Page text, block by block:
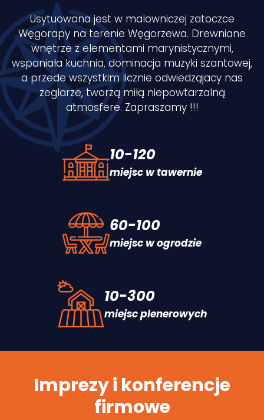
Usytuowana jest w malowniczej zatoczce
Węgorapy na terenie Węgorzewa. Drewniane
wnętrze z elementami marynistycznymi,
wspaniała kuchnia, dominacja muzyki szantowej,
a przede wszystkim licznie odwiedząjacy nas
żeglarze, tworzą miłą niepowtarzalną
atmosfere. Zapraszamy !!!
10-120
miejsc w tawernie
60-100
miejsc w ogrodzie
10-300
miejsc plenerowych
Imprezy i konferencje
firmowe